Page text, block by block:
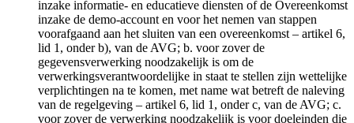
inzake informatie- en educatieve diensten of de Overeenkomst
inzake de demo-account en voor het nemen van stappen
voorafgaand aan het sluiten van een overeenkomst – artikel 6,
lid 1, onder b), van de AVG; b. voor zover de
gegevensverwerking noodzakelijk is om de
verwerkingsverantwoordelijke in staat te stellen zijn wettelijke
verplichtingen na te komen, met name wat betreft de naleving
van de regelgeving – artikel 6, lid 1, onder c, van de AVG; c.
voor zover de verwerking noodzakelijk is voor doeleinden die